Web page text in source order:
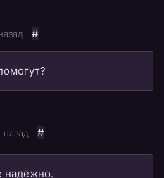
#
#
надёжно.